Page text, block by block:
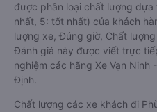
được phân loại chất lượng
nhất, 5: tốt nhất) của khách
lượng xe, Đúng giờ, Chất
Đánh giá này được viết trực
nghiệm các hãng Xe Vạn Ninh
Định.
Chất lượng các xe khách đi